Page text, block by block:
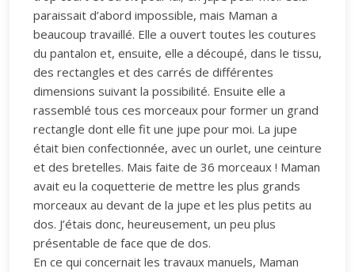
paraissait d’abord impossible, mais Maman a
beaucoup travaillé. Elle a ouvert toutes les coutures
du pantalon et, ensuite, elle a découpé, dans le tissu,
des rectangles et des carrés de différentes
dimensions suivant la possibilité. Ensuite elle a
rassemblé tous ces morceaux pour former un grand
rectangle dont elle fit une jupe pour moi. La jupe
était bien confectionnée, avec un ourlet, une ceinture
et des bretelles. Mais faite de 36 morceaux ! Maman
avait eu la coquetterie de mettre les plus grands
morceaux au devant de la jupe et les plus petits au
dos. J’étais donc, heureusement, un peu plus
présentable de face que de dos.
En ce qui concernait les travaux manuels, Maman